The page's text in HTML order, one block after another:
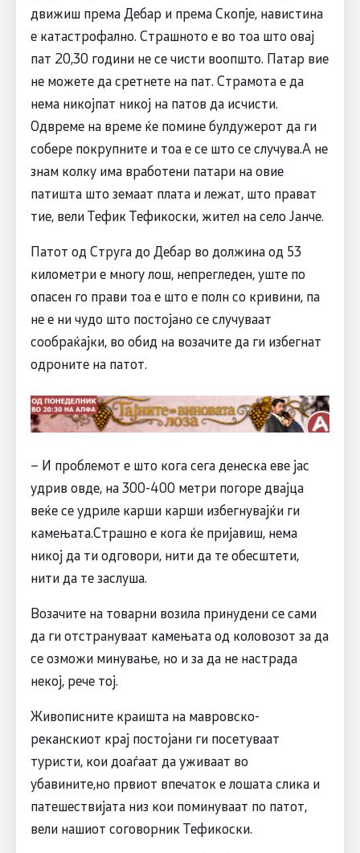
движиш према Дебар и према Скопје, навистина
е катастрофално. Страшното е во тоа што овај
пат 20,30 години не се чисти воопшто. Патар вие
не можете да сретнете на пат. Страмота е да
нема никојпат никој на патов да исчисти.
Одвреме на време ќе помине булдужерот да ги
собере покрупните и тоа е се што се случува.А не
знам колку има вработени патари на овие
патишта што земаат плата и лежат, што прават
тие, вели Тефик Тефикоски, жител на село Јанче.
Патот од Струга до Дебар во должина од 53
километри е многу лош, непрегледен, уште по
опасен го прави тоа е што е полн со кривини, па
не е ни чудо што постојано се случуваат
сообраќајки, во обид на возачите да ги избегнат
одроните на патот.
– И проблемот е што кога сега денеска еве јас
удрив овде, на 300-400 метри погоре двајца
веќе се удриле карши карши избегнувајќи ги
камењата.Страшно е кога ќе пријавиш, нема
никој да ти одговори, нити да те обесштети,
нити да те заслуша.
Возачите на товарни возила принудени се сами
да ги отстрануваат камењата од коловозот за да
се озможи минување, но и за да не настрада
некој, рече тој.
Живописните краишта на мавровско-
реканскиот крај постојани ги посетуваат
туристи, кои доаѓаат да уживаат во
убавините,но првиот впечаток е лошата слика и
патешествијата низ кои поминуваат по патот,
вели нашиот соговорник Тефикоски.